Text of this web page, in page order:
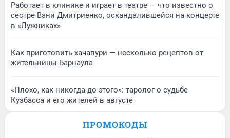
Работает в клинике и играет в театре — что известно о
сестре Вани Дмитриенко, оскандалившейся на концерте
в «Лужниках»
Как приготовить хачапури — несколько рецептов от
жительницы Барнаула
«Плохо, как никогда до этого»: таролог о судьбе
Кузбасса и его жителей в августе
ПРОМОКОДЫ